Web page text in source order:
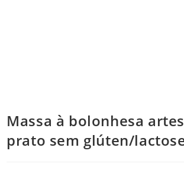
Massa à bolonhesa
prato sem glúten/